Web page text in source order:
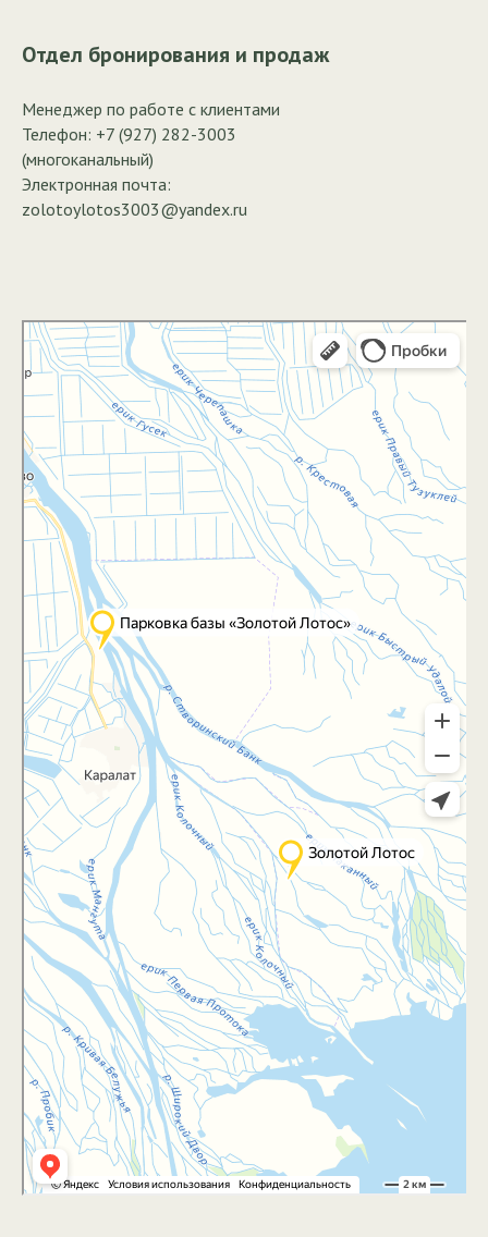
Отдел бронирования и продаж
Менеджер по работе с клиентами
Телефон: +7 (927) 282-3003
(многоканальный)
Электронная почта:
zolotoylotos3003@yandex.ru
Яндекс Карты
Яндекс Карты — транспорт, навигация, поиск мест